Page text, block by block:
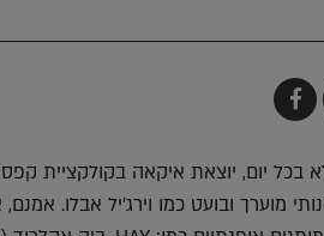
שתף
ב-
בכל יום, יוצאת איקאה בקולקציית
מוערך ובועט כמו וירג'יל אבלו.